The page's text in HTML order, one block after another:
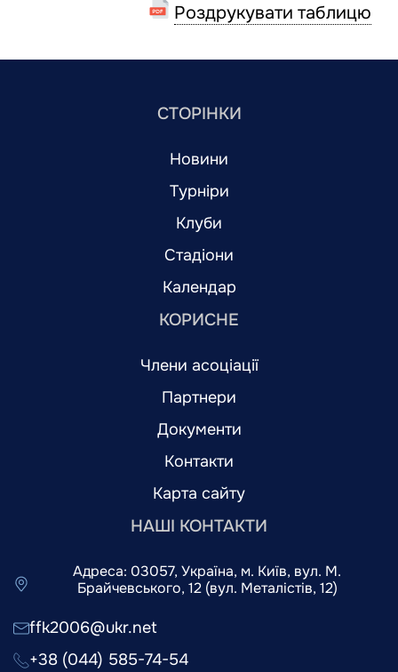
Роздрукувати таблицю
СТОРІНКИ
Новини
Турніри
Клуби
Стадіони
Календар
КОРИСНЕ
Члени асоціації
Партнери
Документи
Контакти
Карта сайту
НАШІ КОНТАКТИ
Адреса: 03057, Україна, м. Київ, вул. М.
Брайчевського, 12 (вул. Металістів, 12)
ffk2006@ukr.net
+38 (044) 585-74-54